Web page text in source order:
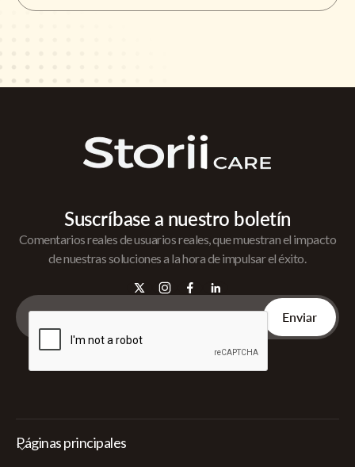
Suscríbase a nuestro boletín
Comentarios reales de usuarios reales, que muestran el impacto
de nuestras soluciones a la hora de impulsar el éxito.
Páginas principales